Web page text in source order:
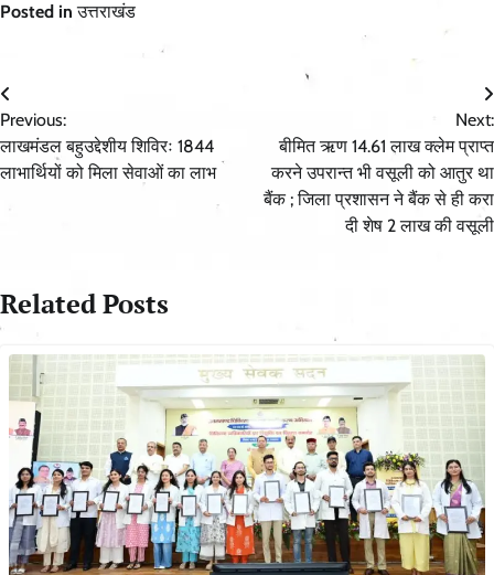
Posted inउत्तराखंड
Post
navigation
Previous:
लाखमंडल बहुउद्देशीय शिविरः 1844
लाभार्थियों को मिला सेवाओं का लाभ
Next:
बीमित ऋण 14.61 लाख क्लेम प्राप्त
करने उपरान्त भी वसूली को आतुर था
बैंक ; जिला प्रशासन ने बैंक से ही करा
दी शेष 2 लाख की वसूली
Related Posts